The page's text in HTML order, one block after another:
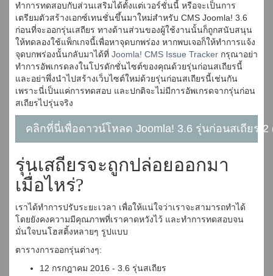
ทำการทดสอบกับส่วนเสริมได้ตั้งแต่เวอร์ชั่นนี้ หรือจะเป็นการ
เตรียมตัวสร้างเอกซ์เทนชั่นขึ้นมาใหม่สำหรับ CMS Joomla! 3.6
ก่อนที่จะออกรุ่นเสถียร ทางด้านส่วนของผู้ใช้งานนั้นก็ถูกสนับสนุน
ให้ทดลองใช้แพ็กเกจนี้เพื่อหาจุดบกพร่อง หากพบเจอก็ให้ทำการแจ้ง
จุดบกพร่องนั้นกลับมาได้ที่ Joomla! CMS Issue Tracker กรุณาอย่า
ทำการอัพเกรดลงในโปรดักชั่นไซต์ของคุณด้วยรุ่นก่อนสเถียรนี้
และอย่าพึ่งนำไปสร้างเว็บไซต์ใหม่ด้วยรุ่นก่อนสเถียรนี้เช่นกัน
เพราะนี่เป็นแค่การทดสอบ และปกติจะไม่มีการอัพเกรดจากรุ่นก่อน
สเถียรไปรุ่นจริง
คลิกที่นี่เพื่อดาวน์โหลด Joomla! 3.6 รุ่นก่อนสเถียร 2
รุ่นเสถียรจะถูกปล่อยออกมา
เมื่อไหร่?
เราได้ทำการปรับระยะเวลา เพื่อให้แน่ใจว่าเราจะสามารถทำได้
โดยยังคงความมีคุณภาพที่เราคาดหวังไว้ และทำการทดสอบจน
มั่นใจบนโฮสติ้งหลายๆ รูปแบบ
ตารางการออกรุ่นต่างๆ:
12 กรกฎาคม 2016 - 3.6 รุ่นสเถียร